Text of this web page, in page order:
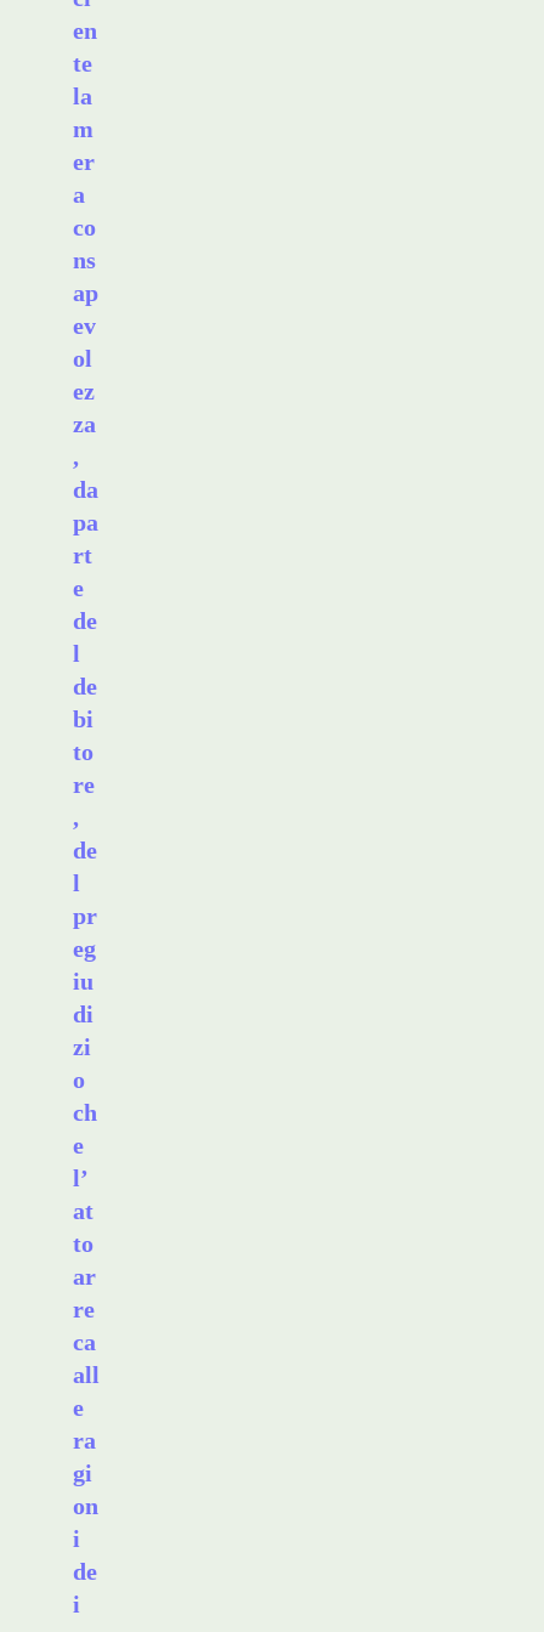
en
te
la
m
er
a
co
ns
ap
ev
ol
ez
za
,
da
pa
rt
e
de
l
de
bi
to
re
,
de
l
pr
eg
iu
di
zi
o
ch
e
l’
at
to
ar
re
ca
all
e
ra
gi
on
i
de
i